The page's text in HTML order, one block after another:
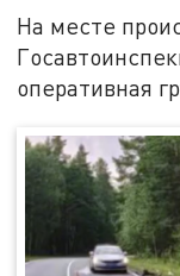
На месте
оперативная